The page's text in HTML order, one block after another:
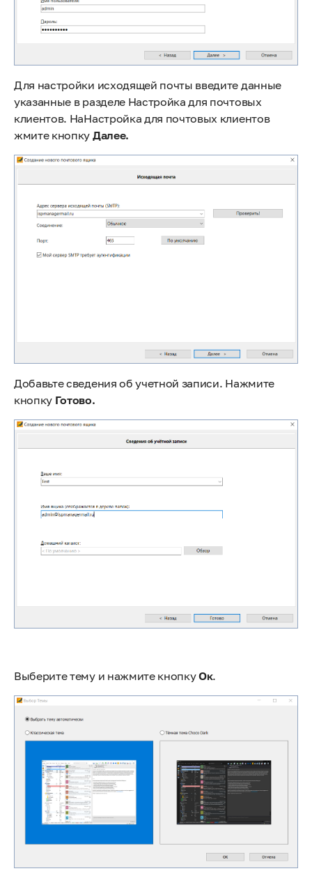
Для настройки исходящей почты введите данные
указанные в разделе Настройка для почтовых
клиентов. НаНастройка для почтовых клиентов
жмите кнопку Далее.
Добавьте сведения об учетной записи. Нажмите
кнопку Готово.
Выберите тему и нажмите кнопкуОк.